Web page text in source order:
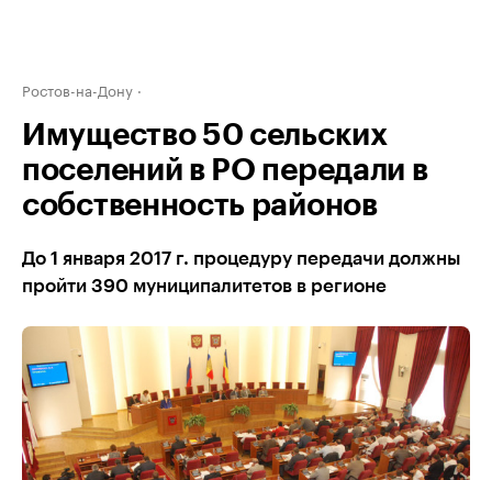
Ростов-на-Дону
Имущество 50 сельских
поселений в РО передали в
собственность районов
До 1 января 2017 г. процедуру передачи должны
пройти 390 муниципалитетов в регионе